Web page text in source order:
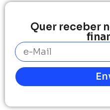
Quer receber